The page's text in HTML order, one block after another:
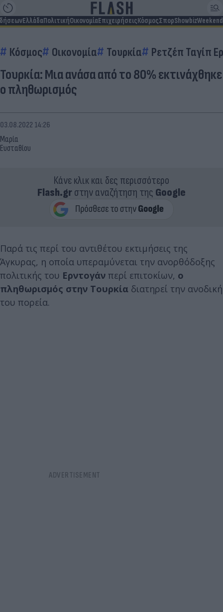
ΕλλάδαΠολιτικήΟικονομίαΕπιχειρήσειςΚόσμοςΣπορShowbizWeekend
Κόσμος Οικονομία Τουρκία Ρετζέπ Ταγίπ
Τουρκία: Μια ανάσα από το 80% εκτινάχθηκε
ο πληθωρισμός
Μαρία
Ευσταθίου
03.08.2022 14:26
Κάνε κλικ και δες περισσότερο
Flash.grστην αναζήτηση της Google
Παρά τις περί του αντιθέτου εκτιμήσεις της
Άγκυρας, η οποία υπεραμύνεται την ανορθόδοξης
πολιτικής του Ερντογάν περί επιτοκίων, ο
πληθωρισμός στην Τουρκία διατηρεί την ανοδική
του πορεία.